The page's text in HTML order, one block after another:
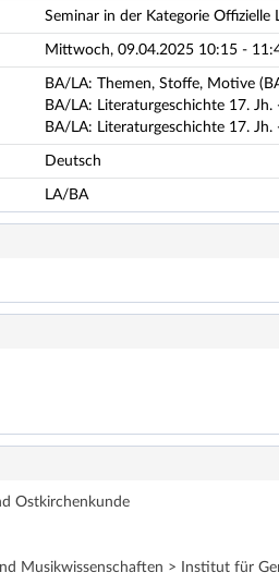
Seminar in der Kategorie Offizielle
Mittwoch, 09.04.2025 10:15 -
BA/LA: Themen, Stoffe, Motive
BA/LA: Literaturgeschichte 17. Jh.
BA/LA: Literaturgeschichte 17. Jh.
Deutsch
LA/BA
Ostkirchenkunde
Musikwissenschaften > Institut für